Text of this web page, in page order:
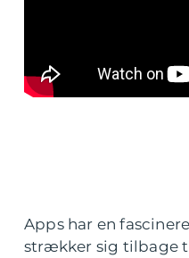
Apps har en
strækker sig tilbage